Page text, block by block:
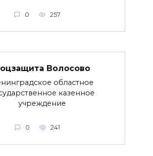
0 257
Волосово
областное
казенное
учреждение
0 241